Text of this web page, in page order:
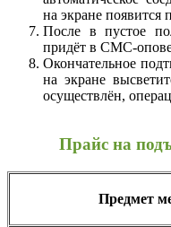
на экране появится
После в пустое
придёт в СМС-
Окончательное
на экране
осуществлён,
Прайс на
Предмет